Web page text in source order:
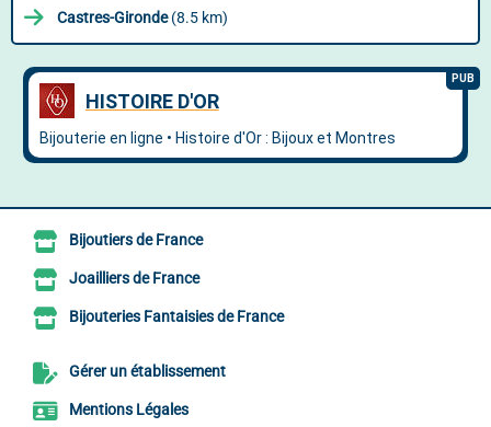
Castres-Gironde(8.5 km)
Bijoutiers de France
Joailliers de France
Bijouteries Fantaisies de France
Gérer un établissement
Mentions Légales